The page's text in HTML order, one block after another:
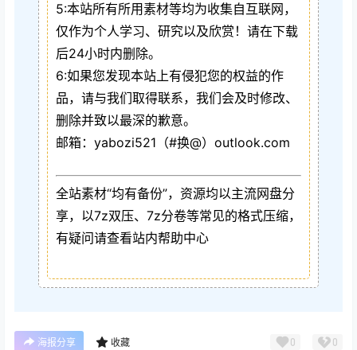
5:本站所有所用素材等均为收集自互联网，
仅作为个人学习、研究以及欣赏！请在下载
后24小时内删除。
6:如果您发现本站上有侵犯您的权益的作
品，请与我们取得联系，我们会及时修改、
删除并致以最深的歉意。
邮箱：yabozi521（#换@）outlook.com
全站素材“均有备份”，资源均以主流网盘分
享，以7z双压、7z分卷等常见的格式压缩，
有疑问请查看站内帮助中心
海报分享 收藏 0 0